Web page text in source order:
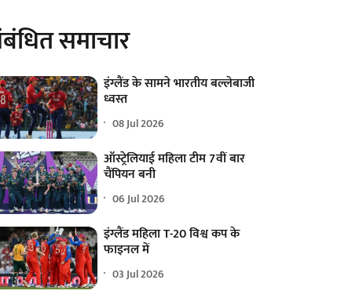
समाचार
इंग्लैंड के सामने भारतीय बल्लेबाजी
ध्वस्त
08 Jul 2026
ऑस्ट्रेलियाई महिला टीम 7वीं बार
चैंपियन बनी
06 Jul 2026
इंग्लैंड महिला T-20 विश्व कप के
फाइनल में
03 Jul 2026